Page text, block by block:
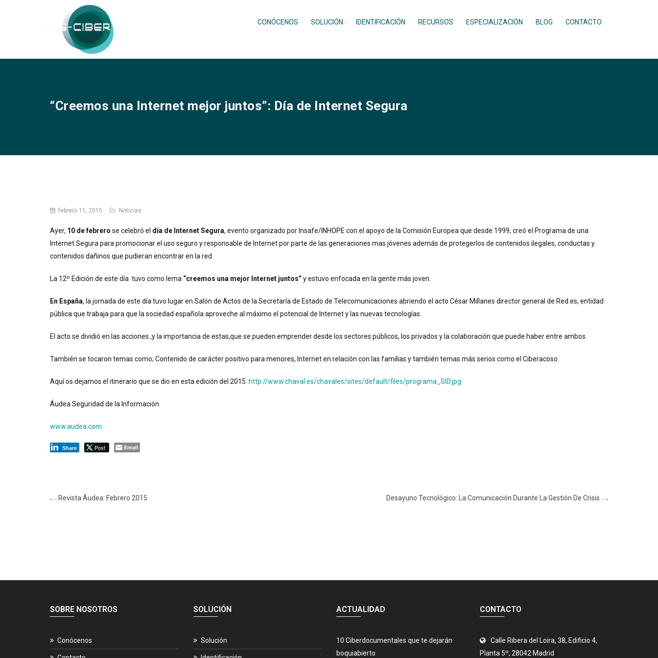
CONÓCENOS SOLUCIÓN IDENTIFICACIÓN RECURSOS ESPECIALIZACIÓN BLOG CONTACTO
“Creemos una Internet mejor juntos”: Día de Internet Segura
febrero 11, 2015 Noticias
Ayer, 10 de febrero se celebró el día de Internet Segura, evento organizado por Insafe/INHOPE con el apoyo de la Comisión Europea que desde 1999, creó el Programa de una
Internet Segura para promocionar el uso seguro y responsable de Internet por parte de las generaciones mas jóvenes además de protegerlos de contenidos ilegales, conductas y
contenidos dañinos que pudieran encontrar en la red.
La 12º Edición de este día tuvo como lema “creemos una mejor Internet juntos” y estuvo enfocada en la gente más joven.
En España, la jornada de este día tuvo lugar en Salón de Actos de la Secretaría de Estado de Telecomunicaciones abriendo el acto César Millanes director general de Red.es, entidad
pública que trabaja para que la sociedad española aproveche al máximo el potencial de Internet y las nuevas tecnologías.
El acto se dividió en las acciones ,y la importancia de estas,que se pueden emprender desde los sectores públicos, los privados y la colaboración que puede haber entre ambos.
También se tocaron temas como; Contenido de carácter positivo para menores, Internet en relación con las familias y también temas más serios como el Ciberacoso.
Aquí os dejamos el itinerario que se dio en esta edición del 2015 :http://www.chaval.es/chavales/sites/default/files/programa_SID.jpg
Áudea Seguridad de la Información
www.audea.com
Share Post Email
Revista Áudea: Febrero 2015 Desayuno Tecnológico: La Comunicación Durante La Gestión De Crisis
SOBRE NOSOTROS
Conócenos
SOLUCIÓN
Solución
ACTUALIDAD
10 Ciberdocumentales que te dejarán
boquiabierto
CONTACTO
Calle Ribera del Loira, 38, Edificio 4,
Planta 5º, 28042 Madrid